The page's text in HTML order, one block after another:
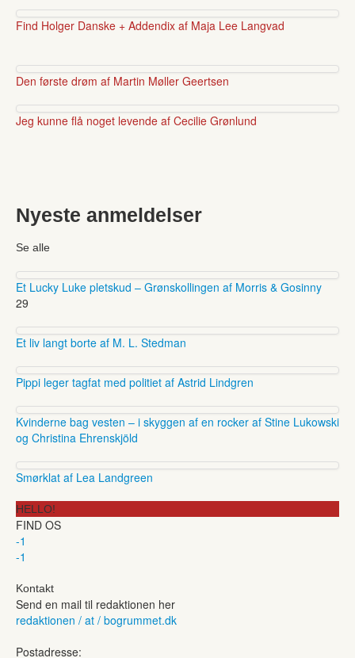
Find Holger Danske + Addendix af Maja Lee Langvad
Den første drøm af Martin Møller Geertsen
Jeg kunne flå noget levende af Cecilie Grønlund
Nyeste anmeldelser
Se alle
Et Lucky Luke pletskud – Grønskollingen af Morris & Gosinny
29
Et liv langt borte af M. L. Stedman
Pippi leger tagfat med politiet af Astrid Lindgren
Kvinderne bag vesten – i skyggen af en rocker af Stine Lukowski
og Christina Ehrenskjöld
Smørklat af Lea Landgreen
HELLO!
FIND OS
-1
-1
Kontakt
Send en mail til redaktionen her
redaktionen / at / bogrummet.dk
Postadresse: